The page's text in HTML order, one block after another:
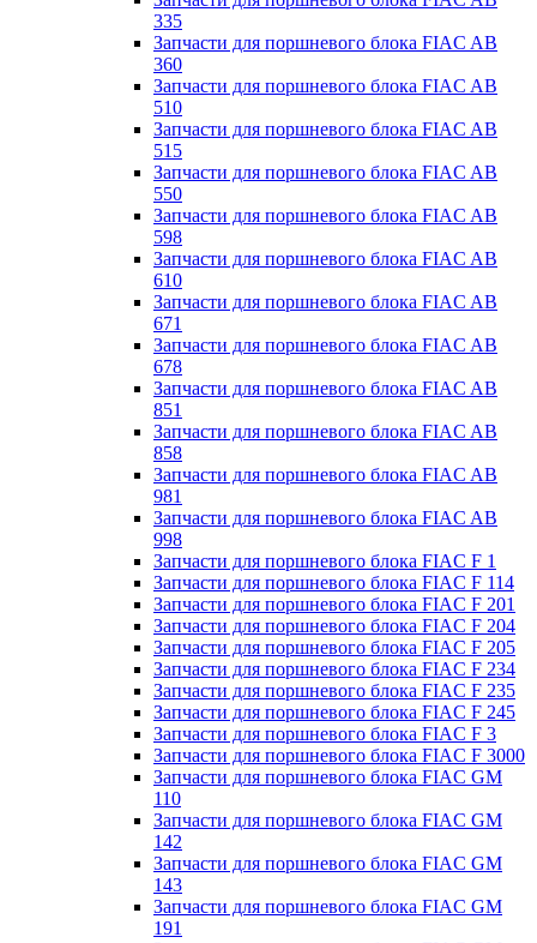
335
Запчасти для поршневого блока FIAC AB
360
Запчасти для поршневого блока FIAC AB
510
Запчасти для поршневого блока FIAC AB
515
Запчасти для поршневого блока FIAC AB
550
Запчасти для поршневого блока FIAC AB
598
Запчасти для поршневого блока FIAC AB
610
Запчасти для поршневого блока FIAC AB
671
Запчасти для поршневого блока FIAC AB
678
Запчасти для поршневого блока FIAC AB
851
Запчасти для поршневого блока FIAC AB
858
Запчасти для поршневого блока FIAC AB
981
Запчасти для поршневого блока FIAC AB
998
Запчасти для поршневого блока FIAC F 1
Запчасти для поршневого блока FIAC F 114
Запчасти для поршневого блока FIAC F 201
Запчасти для поршневого блока FIAC F 204
Запчасти для поршневого блока FIAC F 205
Запчасти для поршневого блока FIAC F 234
Запчасти для поршневого блока FIAC F 235
Запчасти для поршневого блока FIAC F 245
Запчасти для поршневого блока FIAC F 3
Запчасти для поршневого блока FIAC F 3000
Запчасти для поршневого блока FIAC GM
110
Запчасти для поршневого блока FIAC GM
142
Запчасти для поршневого блока FIAC GM
143
Запчасти для поршневого блока FIAC GM
191